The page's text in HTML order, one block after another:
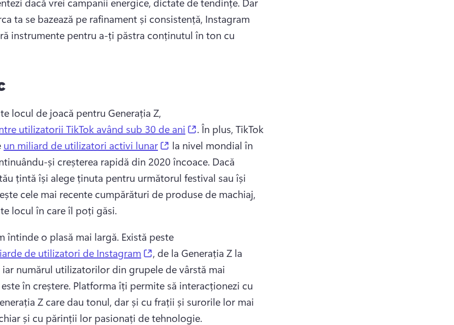
ta se bazează pe rafinament și consistență, Instagram
instrumente pentru a-ți păstra conținutul în ton cu
locul de joacă pentru Generația Z,
utilizatorii TikTok având sub 30 de ani
(opens in a new tab)
. În plus, TikTok
un miliard de utilizatori activi lunar (opens in a new tab)
la nivel mondial în
și creșterea rapidă din 2020 încoace. Dacă
țintă își alege ținuta pentru următorul festival sau își
cele mai recente cumpărături de produse de machiaj,
locul în care îl poți găsi.
întinde o plasă mai largă. Există peste
de utilizatori de Instagram
(opens in a new tab)
, de la Generația Z la
numărul utilizatorilor din grupele de vârstă mai
în creștere​. Platforma îți permite să interacționezi cu
Z care dau tonul, dar și cu frații și surorile lor mai
și cu părinții lor pasionați de tehnologie.